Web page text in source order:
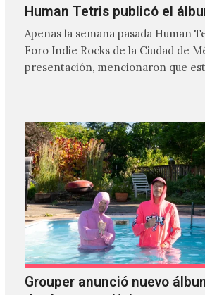
Human Tetris publicó el
Apenas la semana pasada Human
Foro Indie Rocks de la Ciudad de
presentación, mencionaron que
Grouper anunció nuevo